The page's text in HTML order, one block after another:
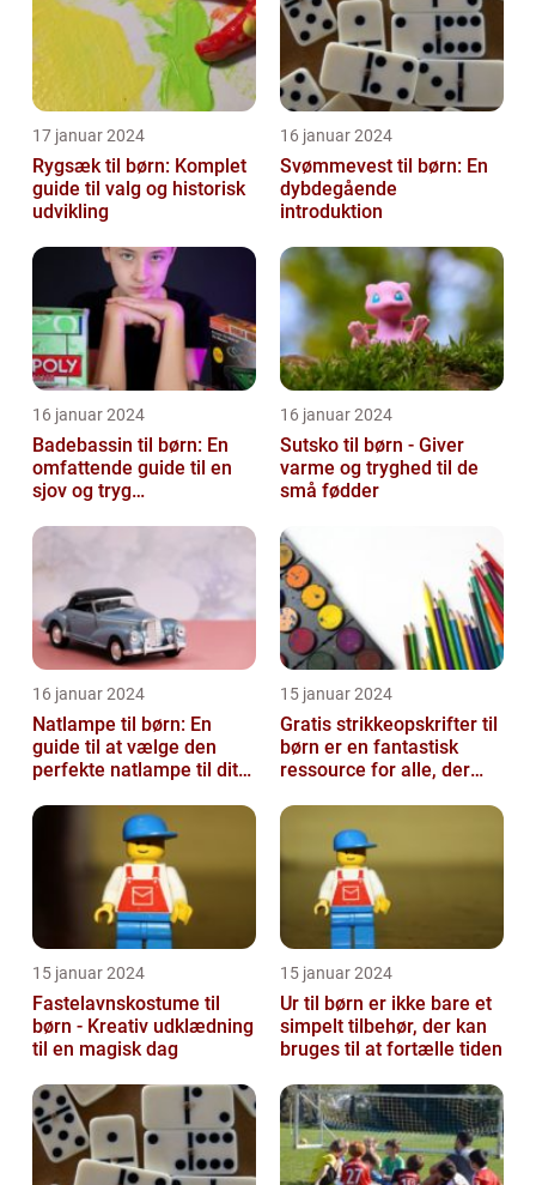
17 januar 2024
Rygsæk til børn: Komplet
guide til valg og historisk
udvikling
16 januar 2024
Svømmevest til børn: En
dybdegående
introduktion
16 januar 2024
Badebassin til børn: En
omfattende guide til en
sjov og tryg
16 januar 2024
Sutsko til børn - Giver
varme og tryghed til de
små fødder
16 januar 2024
Natlampe til børn: En
guide til at vælge den
perfekte natlampe til dit
15 januar 2024
Gratis strikkeopskrifter til
børn er en fantastisk
ressource for alle, der
15 januar 2024
Fastelavnskostume til
børn - Kreativ udklædning
til en magisk dag
15 januar 2024
Ur til børn er ikke bare et
simpelt tilbehør, der kan
bruges til at fortælle tiden